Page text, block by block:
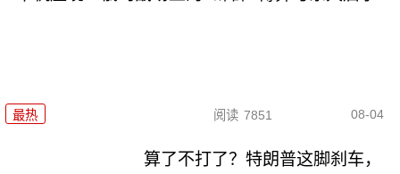
最热 阅读 7851 08-04
算了不打了？特朗普这脚刹车，